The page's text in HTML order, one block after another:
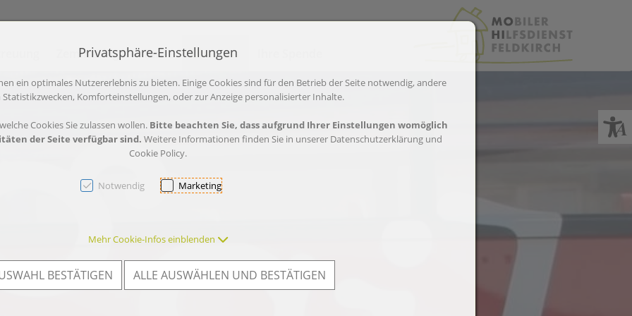
[AK + 2]
ZemmaSinga Tarife Über uns
Privatsphäre-Einstellungen
ein optimales Nutzererlebnis zu bieten. Einige Cookies sind für den Betrieb der Seite notwendig, andere
Statistikzwecken, Komforteinstellungen, oder zur Anzeige personalisierter Inhalte.
Cookies Sie zulassen wollen. Bitte beachten Sie, dass aufgrund Ihrer Einstellungen womöglich
der Seite verfügbar sind. Weitere Informationen finden Sie in unserer Datenschutzerklärung und
Cookie Policy.
Notwendig Marketing
Mehr Cookie-Infos einblenden
BESTÄTIGEN ALLE AUSWÄHLEN UND BESTÄTIGEN